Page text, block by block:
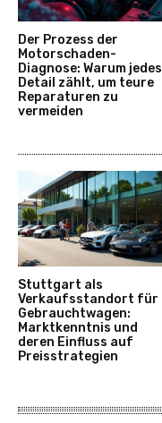
Der Prozess der
Motorschaden-
Diagnose: Warum jedes
Detail zählt, um teure
Reparaturen zu
vermeiden
Stuttgart als
Verkaufsstandort für
Gebrauchtwagen:
Marktkenntnis und
deren Einfluss auf
Preisstrategien